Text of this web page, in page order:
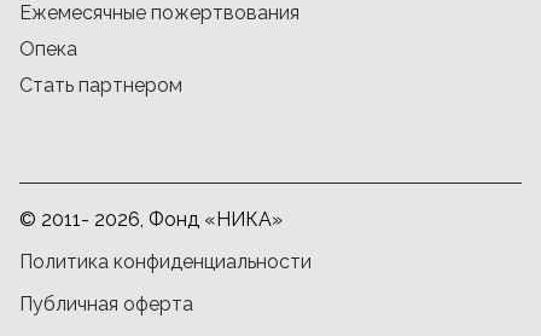
Ежемесячные пожертвования
Опека
Стать партнером
© 2011- 2026, Фонд «НИКА»
Политика конфиденциальности
Публичная оферта